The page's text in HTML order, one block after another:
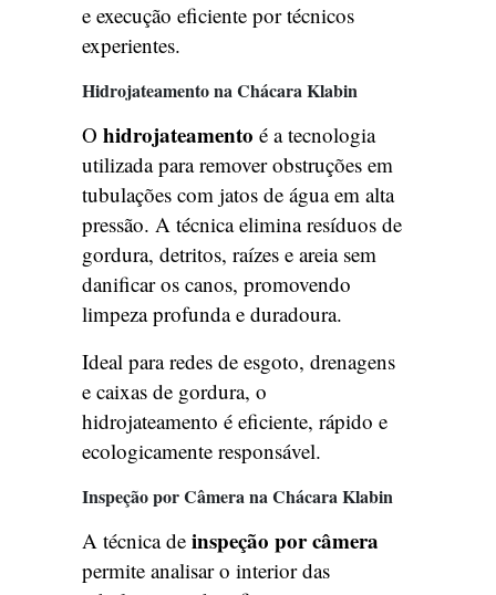
e execução eficiente por técnicos
experientes.
Hidrojateamento na Chácara Klabin
O hidrojateamento é a tecnologia
utilizada para remover obstruções em
tubulações com jatos de água em alta
pressão. A técnica elimina resíduos de
gordura, detritos, raízes e areia sem
danificar os canos, promovendo
limpeza profunda e duradoura.
Ideal para redes de esgoto, drenagens
e caixas de gordura, o
hidrojateamento é eficiente, rápido e
ecologicamente responsável.
Inspeção por Câmera na Chácara Klabin
A técnica de inspeção por câmera
permite analisar o interior das